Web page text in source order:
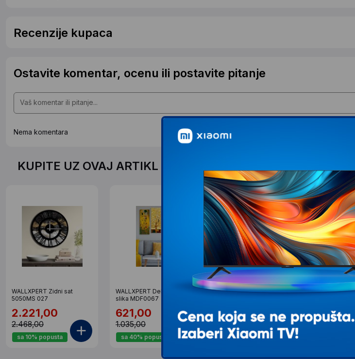
Recenzije kupaca
Ostavite komentar, ocenu ili postavite pitanje
Nema komentara
KUPITE UZ OVAJ ARTIKL PO SPECIJALNOJ CENI
WALLXPERT Zidni sat
5050MS 027
2.221,00
2.468,00
sa 10% popusta
WALLXPERT Dekorativna
slika MDF0067
621,00
1.035,00
sa 40% popusta
OPVIQ Podna lampa AYD
2.023,00
2.381,00
sa 15% popusta